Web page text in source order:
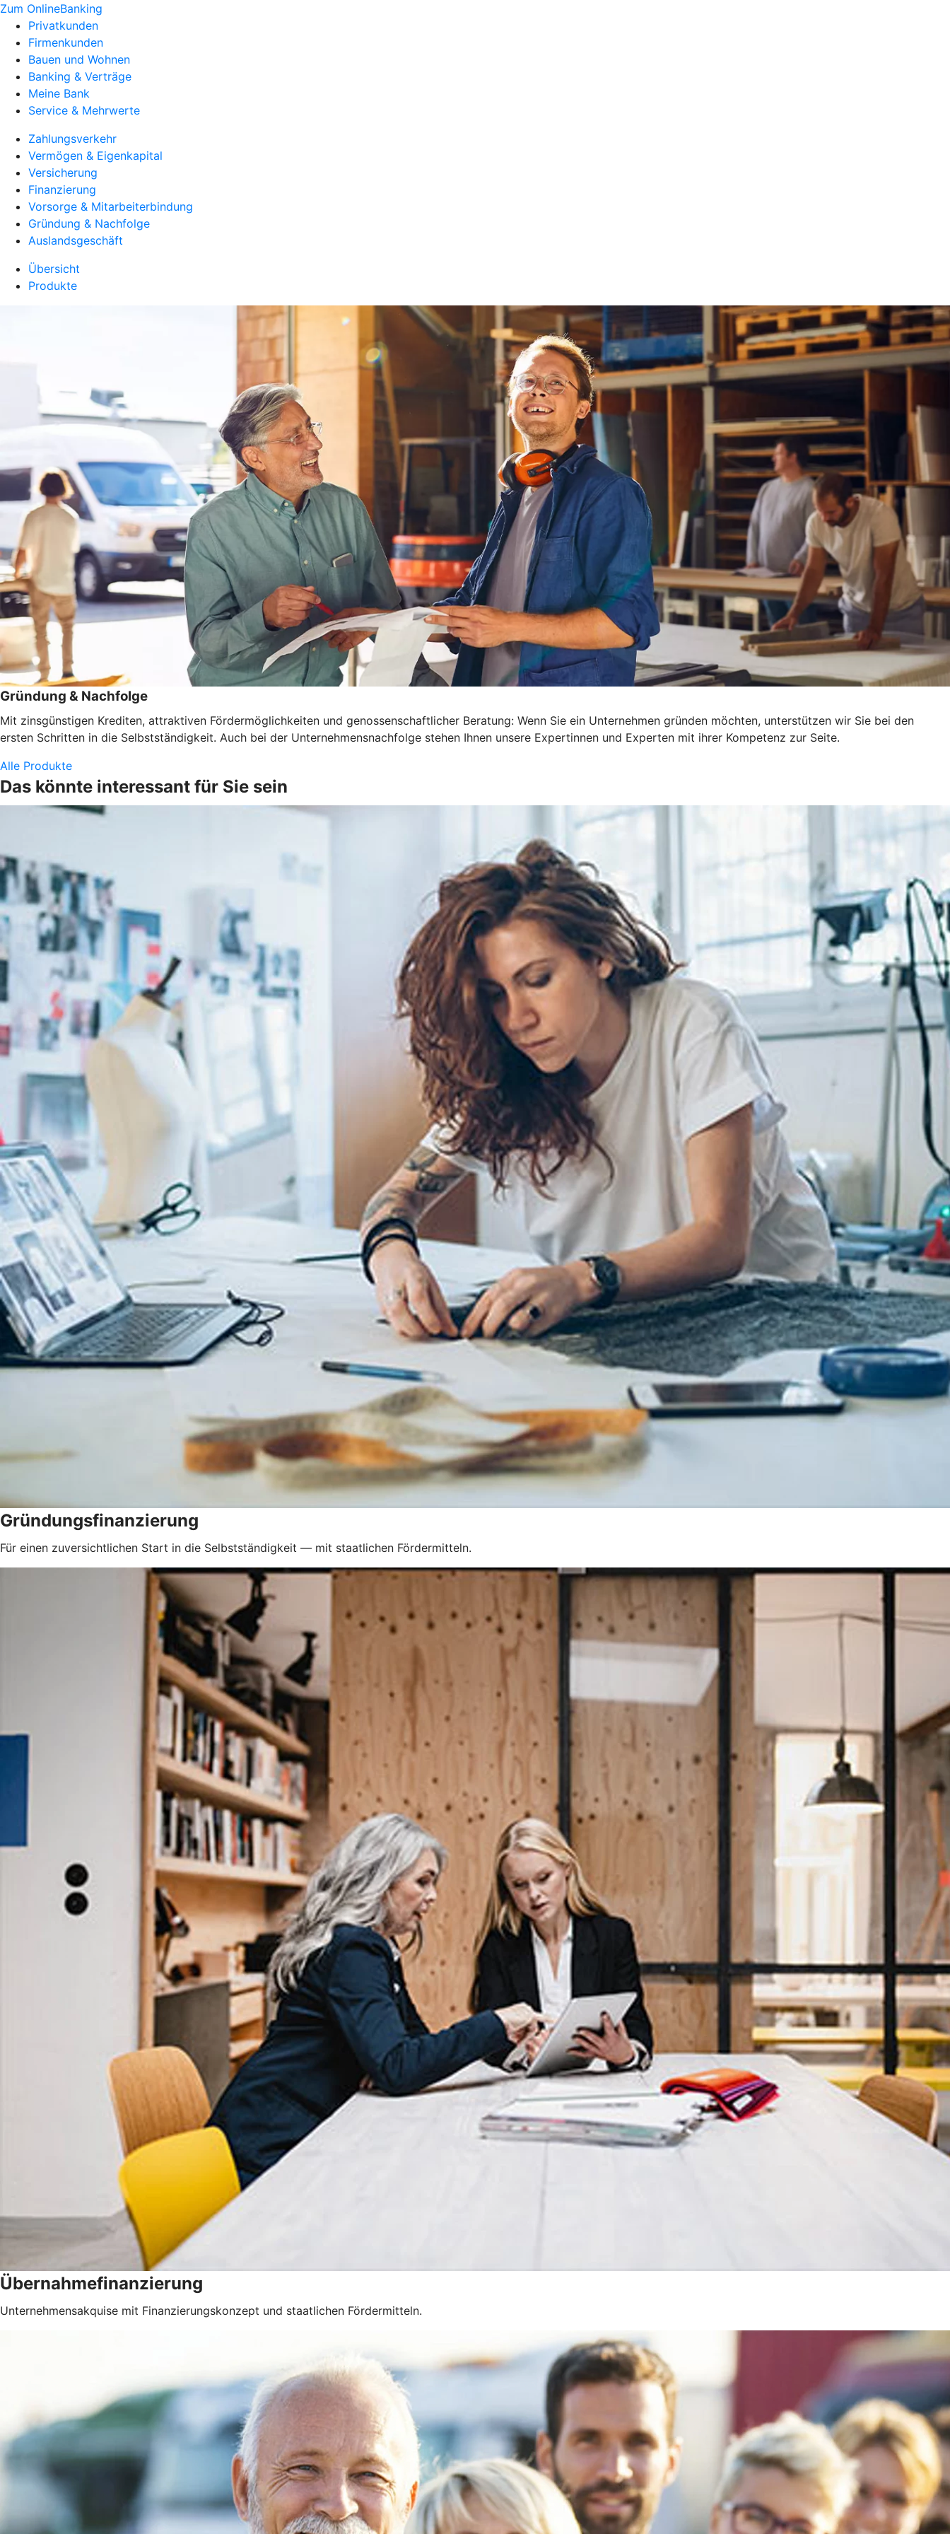
Zum OnlineBanking
Privatkunden
Firmenkunden
Bauen und Wohnen
Banking & Verträge
Meine Bank
Service & Mehrwerte
Zahlungsverkehr
Vermögen & Eigenkapital
Versicherung
Finanzierung
Vorsorge & Mitarbeiterbindung
Gründung & Nachfolge
Auslandsgeschäft
Übersicht
Produkte
Gründung & Nachfolge
Mit zinsgünstigen Krediten, attraktiven Fördermöglichkeiten und genossenschaftlicher Beratung: Wenn Sie ein Unternehmen gründen möchten, unterstützen wir Sie bei den
ersten Schritten in die Selbstständigkeit. Auch bei der Unternehmensnachfolge stehen Ihnen unsere Expertinnen und Experten mit ihrer Kompetenz zur Seite.
Alle Produkte
Das könnte interessant für Sie sein
Gründungsfinanzierung
Für einen zuversichtlichen Start in die Selbstständigkeit — mit staatlichen Fördermitteln.
Übernahmefinanzierung
Unternehmensakquise mit Finanzierungskonzept und staatlichen Fördermitteln.